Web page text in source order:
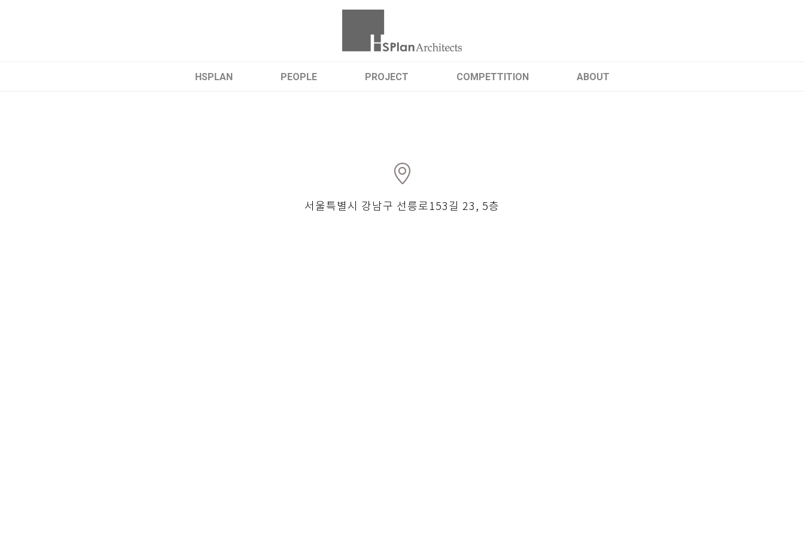
HSPLAN PEOPLE PROJECT COMPETTITION ABOUT
서울특별시 강남구 선릉로153길 23, 5층